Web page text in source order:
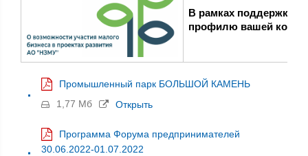
В рамках поддержки
профилю вашей
Промышленный парк БОЛЬШОЙ КАМЕНЬ
1,77 Мб
Открыть
Программа Форума предпринимателей
30.06.2022-01.07.2022